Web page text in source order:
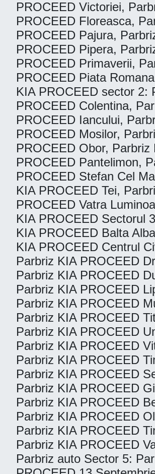
PROCEED Victoriei,
PROCEED Floreasca,
PROCEED Pajura,
PROCEED Pipera,
PROCEED Primaverii,
PROCEED Piata
KIA PROCEED sector 2:
PROCEED Colentina,
PROCEED Iancului,
PROCEED Mosilor,
PROCEED Obor, Parbriz
PROCEED Pantelimon,
PROCEED Stefan Cel
KIA PROCEED Tei,
PROCEED Vatra
KIA PROCEED Sectorul
KIA PROCEED Balta
KIA PROCEED Centrul
Parbriz KIA PROCEED
Parbriz KIA PROCEED
Parbriz KIA PROCEED
Parbriz KIA PROCEED
Parbriz KIA PROCEED
Parbriz KIA PROCEED
Parbriz KIA PROCEED
Parbriz KIA PROCEED
Parbriz KIA PROCEED
Parbriz KIA PROCEED
Parbriz KIA PROCEED
Parbriz KIA PROCEED
Parbriz KIA PROCEED
Parbriz KIA PROCEED
Parbriz auto Sector 5: